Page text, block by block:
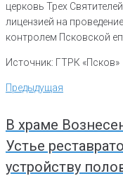
церковь Трех
лицензией на
контролем Псковской
Источник: ГТРК «Псков»
Навигация
по
Предыдущая
Предыдущая
В храме
Устье
устройству